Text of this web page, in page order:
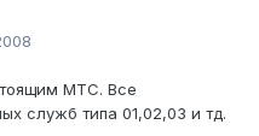
МТС. Все
служб типа 01,02,03 и тд.